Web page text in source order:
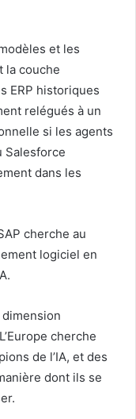
et les
la couche
ERP historiques
relégués à un
si les agents
Salesforce
dans les
cherche au
logiciel en
cherche
de l’IA, et des
dont ils se